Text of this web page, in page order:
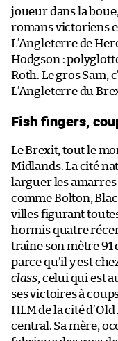
joueur dans la boue,
romans victoriens
L’Angleterre de
Hodgson :
Roth. Le gros Sam,
L’Angleterre du
Fish fingers,
Le Brexit, tout le
Midlands. La cité
larguer les
comme Bolton,
villes figurant
hormis quatre
traîne son mètre 91
parce qu’il y est
class, celui qui est
ses victoires à
HLM de la cité
central. Sa mère,